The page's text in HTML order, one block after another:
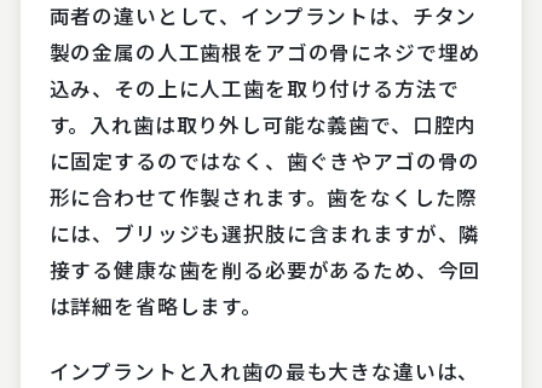
両者の違いとして、インプラントは、チタン
製の金属の人工歯根をアゴの骨にネジで埋め
込み、その上に人工歯を取り付ける方法で
す。入れ歯は取り外し可能な義歯で、口腔内
に固定するのではなく、歯ぐきやアゴの骨の
形に合わせて作製されます。歯をなくした際
には、ブリッジも選択肢に含まれますが、隣
接する健康な歯を削る必要があるため、今回
は詳細を省略します。
インプラントと入れ歯の最も大きな違いは、